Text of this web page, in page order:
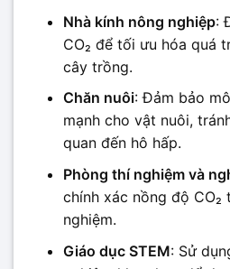
Nhà kính nông nghiệp:
CO₂ để tối ưu hóa quá
cây trồng.
Chăn nuôi: Đảm bảo
mạnh cho vật nuôi,
quan đến hô hấp.
Phòng thí nghiệm và
chính xác nồng độ CO₂
nghiệm.
Giáo dục STEM: Sử